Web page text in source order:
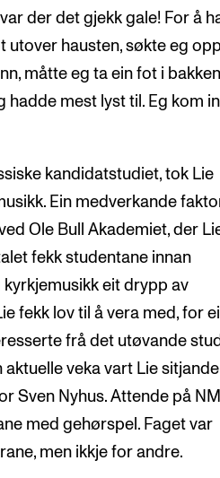
der det gjekk gale! For å
utover hausten, søkte eg
måtte eg ta ein fot i
hadde mest lyst til. Eg kom
kandidatstudiet, tok Lie
Ein medverkande
Ole Bull Akademiet, der
fekk studentane innan
eit drypp av
fekk lov til å vera med, for
frå det utøvande
aktuelle veka vart Lie
Sven Nyhus. Attende på
med gehørspel. Faget var
men ikkje for andre.